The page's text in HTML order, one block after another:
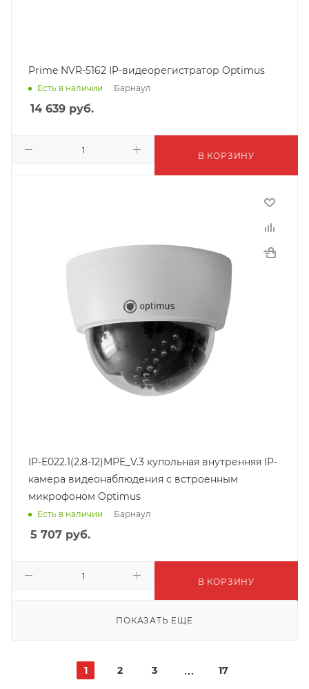
Prime NVR-5162 IP-видеорегистратор Optimus
Есть в наличии Барнаул
14 639 руб.
В КОРЗИНУ
IP-E022.1(2.8-12)MPE_V.3 купольная внутренняя IP-
камера видеонаблюдения с встроенным
микрофоном Optimus
Есть в наличии Барнаул
5 707 руб.
В КОРЗИНУ
ПОКАЗАТЬ ЕЩЕ
1 2 3 17